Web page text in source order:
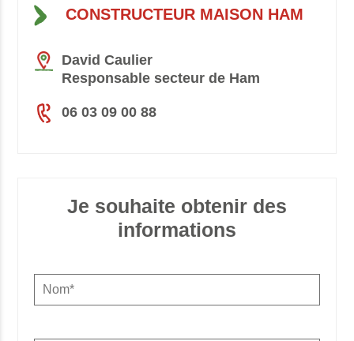
CONSTRUCTEUR MAISON HAM
David Caulier
Responsable secteur de Ham
06 03 09 00 88
Je souhaite obtenir des
informations